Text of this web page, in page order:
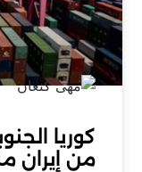
كوريا
من إيران